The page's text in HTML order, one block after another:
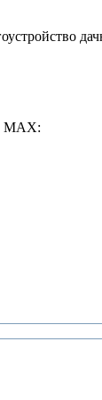
МАХ: